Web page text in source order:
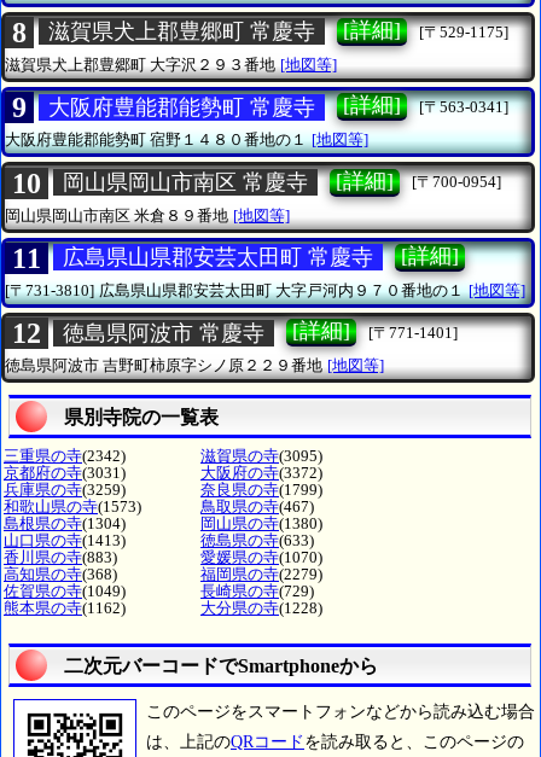
8 滋賀県犬上郡豊郷町 常慶寺 [詳細]
[〒529-1175]
滋賀県犬上郡豊郷町 大字沢２９３番地 [地図等]
9 大阪府豊能郡能勢町 常慶寺 [詳細]
[〒563-0341]
大阪府豊能郡能勢町宿野１４８０番地の１ [地図等]
10 岡山県岡山市南区 常慶寺 [詳細]
[〒700-0954]
岡山県岡山市南区 米倉８９番地 [地図等]
11 広島県山県郡安芸太田町 常慶寺 [詳細]
[〒731-3810] 広島県山県郡安芸太田町大字戸河内９７０番地の１ [地図等]
12 徳島県阿波市 常慶寺 [詳細]
[〒771-1401]
徳島県阿波市吉野町柿原字シノ原２２９番地 [地図等]
県別寺院の一覧表
三重県の寺(2342) 滋賀県の寺(3095)
京都府の寺(3031) 大阪府の寺(3372)
兵庫県の寺(3259) 奈良県の寺(1799)
和歌山県の寺(1573) 鳥取県の寺(467)
島根県の寺(1304) 岡山県の寺(1380)
山口県の寺(1413) 徳島県の寺(633)
香川県の寺(883) 愛媛県の寺(1070)
高知県の寺(368) 福岡県の寺(2279)
佐賀県の寺(1049) 長崎県の寺(729)
熊本県の寺(1162) 大分県の寺(1228)
二次元バーコードでSmartphoneから
このページをスマートフォンなどから読み込む場合
は、上記のQRコード を読み取ると、このページの